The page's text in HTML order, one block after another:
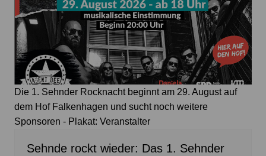
Die 1. Sehnder Rocknacht beginnt am 29. August auf
dem Hof Falkenhagen und sucht noch weitere
Sponsoren - Plakat: Veranstalter
Sehnde rockt wieder: Das 1. Sehnder